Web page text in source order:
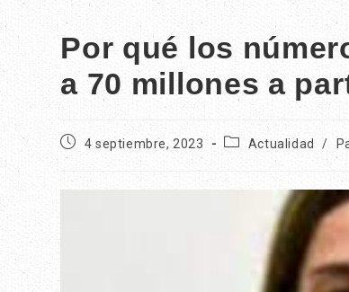
Por qué los
a 70 millones a
4 septiembre, 2023 Actualidad /